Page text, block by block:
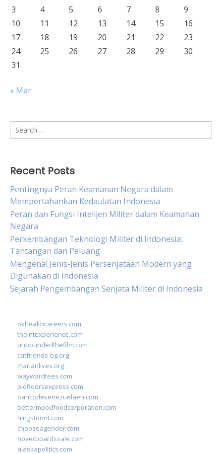
3
4 5 6 7 8
9
10
11 12 13 14 15
16
17
18 19 20 21 22
23
24
25 26 27 28 29
30
31
« Mar
Search
for:
Recent Posts
Pentingnya Peran Keamanan Negara dalam
Mempertahankan Kedaulatan Indonesia
Peran dan Fungsi Intelijen Militer dalam Keamanan
Negara
Perkembangan Teknologi Militer di Indonesia:
Tantangan dan Peluang
Mengenal Jenis-Jenis Persenjataan Modern yang
Digunakan di Indonesia
Sejarah Pengembangan Senjata Militer di Indonesia
okhealthcareers.com
theintexperience.com
unboundedthefilm.com
catfriends-bg.org
marianlives.org
waywardtees.com
pidfloorsexpress.com
bancodevenezuelaen.com
bettermoodfoodcorporation.com
hingstonnt.com
chooseagender.com
hoverboardssale.com
alaskapolitics.com